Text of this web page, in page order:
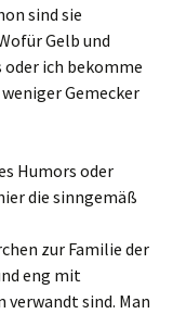
sind sie
Gelb und
ich bekomme
Gemecker
Humors oder
die sinngemäß
zur Familie der
eng mit
verwandt sind. Man